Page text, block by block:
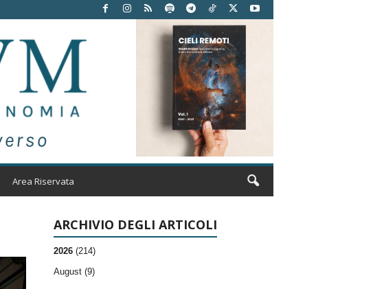
Area Riservata
ARCHIVIO DEGLI ARTICOLI
2026 (214)
August (9)